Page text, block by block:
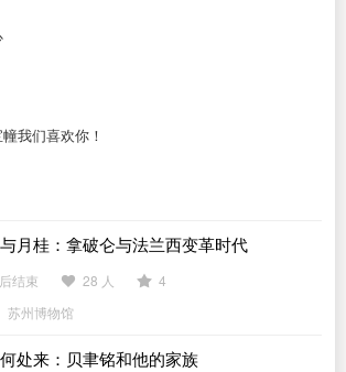
我们喜欢你！
月桂：拿破仑与法兰西变革时代
结束 28 人
4
苏州博物馆
处来：贝聿铭和他的家族